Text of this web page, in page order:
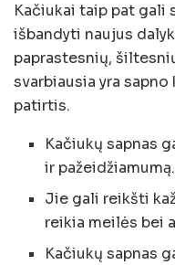
Kačiukai taip pat gali
išbandyti naujus
paprastesnių,
svarbiausia yra
patirtis.
Kačiukų sapnas
ir pažeidžiamumą.
Jie gali reikšti
reikia meilės bei
Kačiukų sapnas